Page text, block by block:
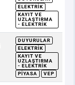
ELEKTRIK
KAYIT VE
UZLAŞTIRMA
- ELEKTRIK
DUYURULAR
ELEKTRIK
KAYIT VE
UZLAŞTIRMA
- ELEKTRIK
PIYASA
VEP